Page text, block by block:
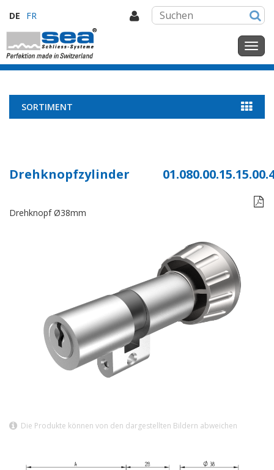
DE FR
SORTIMENT
Drehknopfzylinder

Drehknopf Ø38mm
Die Produkte können von den dargestellten Bildern abweichen